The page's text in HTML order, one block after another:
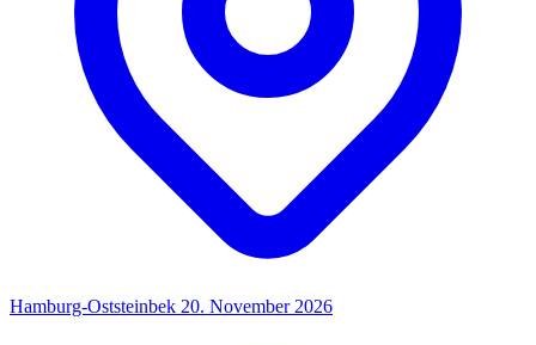
Hamburg-Oststeinbek 20. November 2026